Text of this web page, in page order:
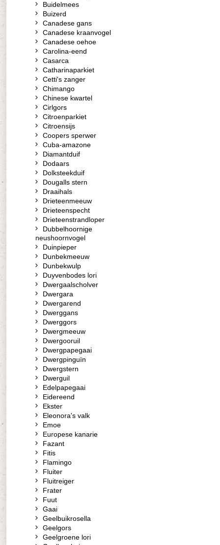
Buidelmees
Buizerd
Canadese gans
Canadese kraanvogel
Canadese oehoe
Carolina-eend
Casarca
Catharinaparkiet
Cetti's zanger
Chimango
Chinese kwartel
Cirlgors
Citroenparkiet
Citroensijs
Coopers sperwer
Cuba-amazone
Diamantduif
Dodaars
Dolksteekduif
Dougalls stern
Draaihals
Drieteenmeeuw
Drieteenspecht
Drieteenstrandloper
Dubbelhoornige
neushoornvogel
Duinpieper
Dunbekmeeuw
Dunbekwulp
Duyvenbodes lori
Dwergaalscholver
Dwergara
Dwergarend
Dwerggans
Dwerggors
Dwergmeeuw
Dwergooruil
Dwergpapegaai
Dwergpinguïn
Dwergstern
Dwerguil
Edelpapegaai
Eidereend
Ekster
Eleonora's valk
Emoe
Europese kanarie
Fazant
Fitis
Flamingo
Fluiter
Fluitreiger
Frater
Fuut
Gaai
Geelbuikrosella
Geelgors
Geelgroene lori